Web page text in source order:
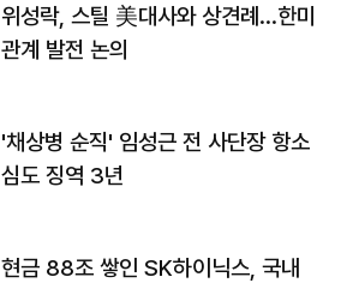
위성락, 스틸 美대사와 상견례…한미
관계 발전 논의
'채상병 순직' 임성근 전 사단장 항소
심도 징역 3년
현금 88조 쌓인 SK하이닉스, 국내